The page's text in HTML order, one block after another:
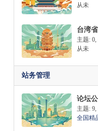
从未
台湾省
主题: 0,
从未
站务管理
论坛
主题: 9,
全国精